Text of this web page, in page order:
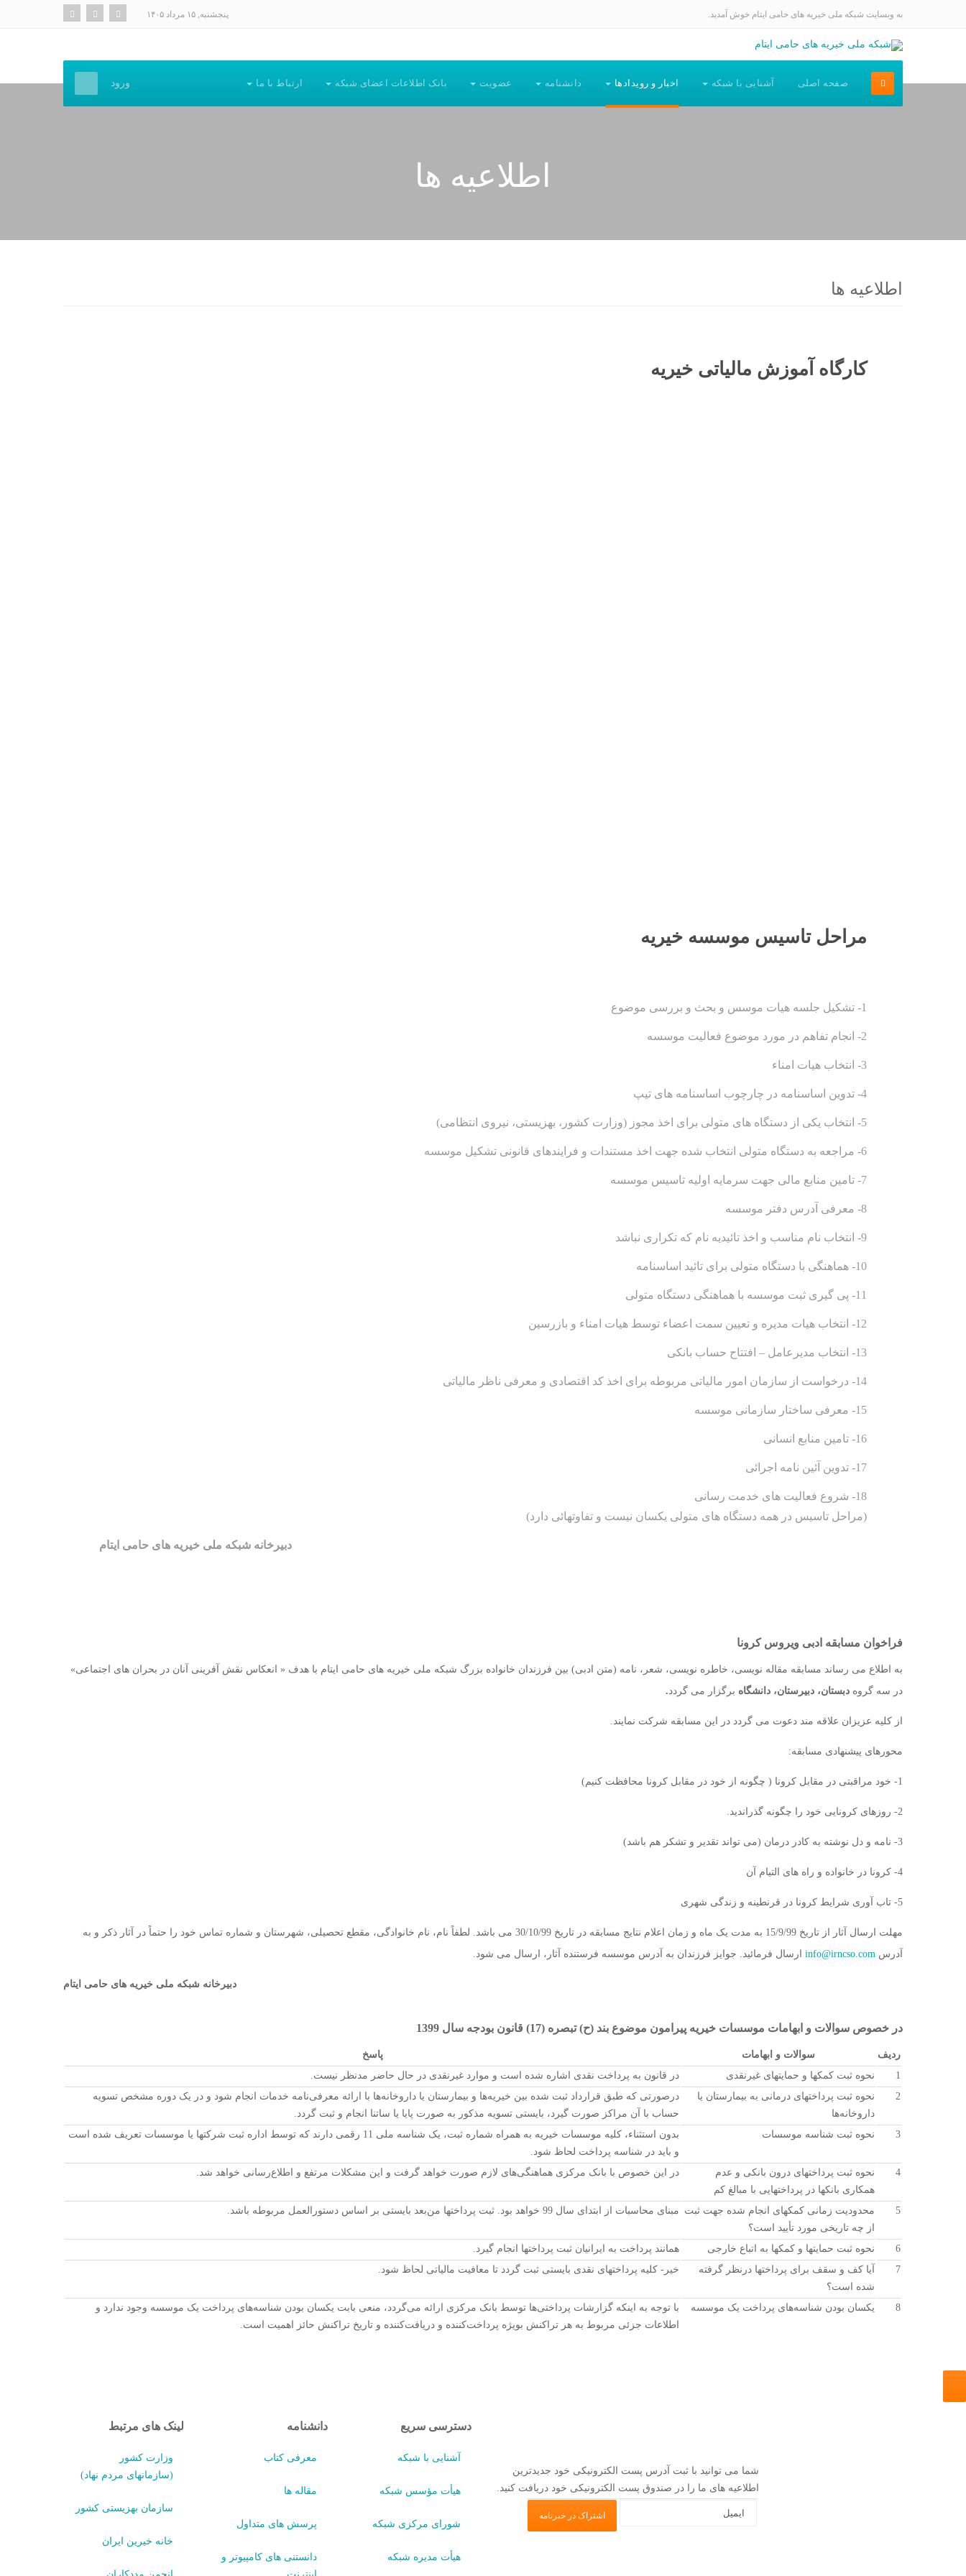
به وبسایت شبکه ملی خیریه های حامی ایتام خوش آمدید. پنجشنبه, ۱۵ مرداد ۱۴۰۵
صفحه اصلی آشنایی با شبکه اخبار و رویدادها دانشنامه عضویت بانک اطلاعات اعضای شبکه ارتباط با ما ورود
اطلاعیه ها
اطلاعیه ها
کارگاه آموزش مالیاتی خیریه
مراحل تاسیس موسسه خیریه
1- تشکیل جلسه هیات موسس و بحث و بررسی موضوع
2- انجام تفاهم در مورد موضوع فعالیت موسسه
3- انتخاب هیات امناء
4- تدوین اساسنامه در چارچوب اساسنامه های تیپ
5- انتخاب یکی از دستگاه های متولی برای اخذ مجوز (وزارت کشور، بهزیستی، نیروی انتظامی)
6- مراجعه به دستگاه متولی انتخاب شده جهت اخذ مستندات و فرایندهای قانونی تشکیل موسسه
7- تامین منابع مالی جهت سرمایه اولیه تاسیس موسسه
8- معرفی آدرس دفتر موسسه
9- انتخاب نام مناسب و اخذ تائیدیه نام که تکراری نباشد
10- هماهنگی با دستگاه متولی برای تائید اساسنامه
11- پی گیری ثبت موسسه با هماهنگی دستگاه متولی
12- انتخاب هیات مدیره و تعیین سمت اعضاء توسط هیات امناء و بازرسین
13- انتخاب مدیرعامل – افتتاح حساب بانکی
14- درخواست از سازمان امور مالیاتی مربوطه برای اخذ کد اقتصادی و معرفی ناظر مالیاتی
15- معرفی ساختار سازمانی موسسه
16- تامین منابع انسانی
17- تدوین آئین نامه اجرائی
18- شروع فعالیت های خدمت رسانی
(مراحل تاسیس در همه دستگاه های متولی یکسان نیست و تفاوتهائی دارد)
دبیرخانه شبکه ملی خیریه های حامی ایتام
فراخوان مسابقه ادبی ویروس کرونا
به اطلاع می رساند مسابقه مقاله نویسی، خاطره نویسی، شعر، نامه (متن ادبی) بین فرزندان خانواده بزرگ شبکه ملی خیریه های حامی ایتام با هدف « انعکاس نقش آفرینی آنان در بحران های اجتماعی»
در سه گروه دبستان، دبیرستان، دانشگاه برگزار می گردد .
از کلیه عزیزان علاقه مند دعوت می گردد در این مسابقه شرکت نمایند.
محورهای پیشنهادی مسابقه:
1- خود مراقبتی در مقابل کرونا ( چگونه از خود در مقابل کرونا محافظت کنیم)
2- روزهای کرونایی خود را چگونه گذراندید.
3- نامه و دل نوشته به کادر درمان (می تواند تقدیر و تشکر هم باشد)
4- کرونا در خانواده و راه های التیام آن
5- تاب آوری شرایط کرونا در قرنطینه و زندگی شهری
مهلت ارسال آثار از تاریخ 15/9/99 به مدت یک ماه و زمان اعلام نتایج مسابقه در تاریخ 30/10/99 می باشد. لطفاً نام، نام خانوادگی، مقطع تحصیلی، شهرستان و شماره تماس خود را حتماً در آثار ذکر و به
آدرس info@irncso.com ارسال فرمائید. جوایز فرزندان به آدرس موسسه فرستنده آثار، ارسال می شود.
دبیرخانه شبکه ملی خیریه های حامی ایتام
در خصوص سوالات و ابهامات موسسات خیریه پیرامون موضوع بند (ح) تبصره (17) قانون بودجه سال 1399
ردیف سوالات و ابهامات
پاسخ
1
نحوه ثبت کمکها و حمایتهای غیرنقدی
در قانون به پرداخت نقدی اشاره شده است و موارد غیرنقدی در حال حاضر مدنظر نیست.
2
نحوه ثبت پرداختهای درمانی به بیمارستان یا
داروخانه‌ها
درصورتی که طبق قرارداد ثبت شده بین خیریه‌ها و بیمارستان یا داروخانه‌ها با ارائه معرفی‌نامه خدمات انجام شود و در یک دوره مشخص تسویه
حساب با آن مراکز صورت گیرد، بایستی تسویه مذکور به صورت پایا یا ساتنا انجام و ثبت گردد.
3
نحوه ثبت شناسه موسسات
بدون استثناء، کلیه موسسات خیریه به همراه شماره ثبت، یک شناسه ملی 11 رقمی دارند که توسط اداره ثبت شرکتها یا موسسات تعریف شده است
و باید در شناسه پرداخت لحاظ شود.
4
نحوه ثبت پرداختهای درون بانکی و عدم
همکاری بانکها در پرداختهایی با مبالغ کم
در این خصوص با بانک مرکزی هماهنگی‌های لازم صورت خواهد گرفت و این مشکلات مرتفع و اطلاع‌رسانی خواهد شد.
5
محدودیت زمانی کمکهای انجام شده جهت ثبت
از چه تاریخی مورد تأیید است؟
مبنای محاسبات از ابتدای سال 99 خواهد بود. ثبت پرداختها من‌بعد بایستی بر اساس دستورالعمل مربوطه باشد.
6 نحوه ثبت حمایتها و کمکها به اتباع خارجی
همانند پرداخت به ایرانیان ثبت پرداختها انجام ‌گیرد.
7
آیا کف و سقف برای پرداختها درنظر گرفته
شده است؟
خیر- کلیه پرداختهای نقدی بایستی ثبت گردد تا معافیت مالیاتی لحاظ شود.
8 یکسان بودن شناسه‌های پرداخت یک موسسه
با توجه به اینکه گزارشات پرداختی‌ها توسط بانک مرکزی ارائه می‌گردد، منعی بابت یکسان بودن شناسه‌های پرداخت یک موسسه وجود ندارد و
اطلاعات جزئی مربوط به هر تراکنش بویژه پرداخت‌کننده و دریافت‌کننده و تاریخ تراکنش حائز اهمیت است.
شما می توانید با ثبت آدرس پست الکترونیکی خود جدیدترین
اطلاعیه های ما را در صندوق پست الکترونیکی خود دریافت کنید.
دسترسی سریع
آشنایی با شبکه
هیأت مؤسس شبکه
شورای مرکزی شبکه
هیأت مدیره شبکه
دانشنامه
معرفی کتاب
مقاله ها
پرسش های متداول
دانستنی های کامپیوتر و
لینک های مرتبط
وزارت کشور
(سازمانهای مردم نهاد)
سازمان بهزیستی کشور
خانه خیرین ایران